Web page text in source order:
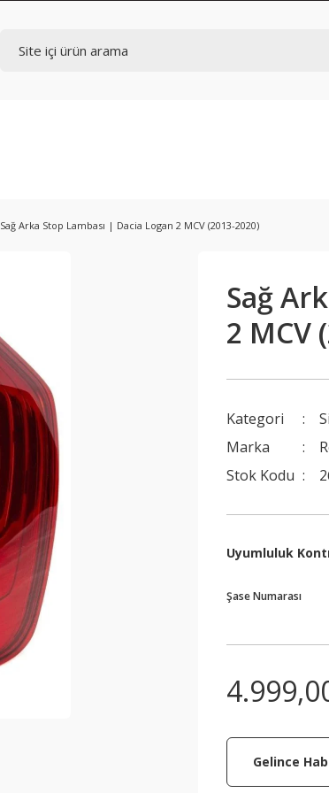
Sağ Arka Stop Lambası | Dacia Logan 2 MCV (2013-2020)
Sağ
2 MCV
Kategori
Marka
Stok Kodu
Uyumluluk
Şase Numarası
Gelince